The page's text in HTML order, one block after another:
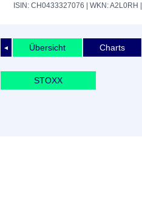
ISIN: CH0433327076 | WKN: A2L0RH
◄ Übersicht Charts
STOXX